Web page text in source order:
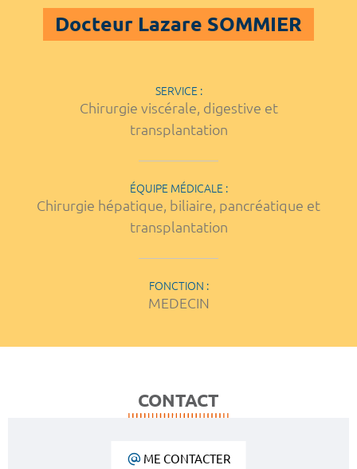
Docteur Lazare SOMMIER
SERVICE :
Chirurgie viscérale, digestive et
transplantation
ÉQUIPE MÉDICALE :
Chirurgie hépatique, biliaire, pancréatique et
transplantation
FONCTION :
MEDECIN
CONTACT
ME CONTACTER